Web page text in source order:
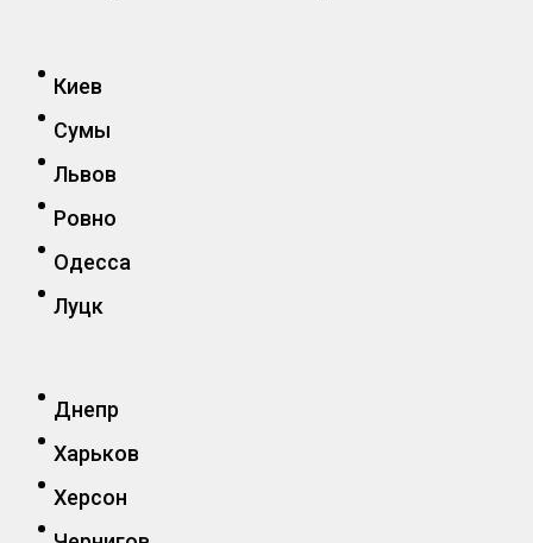
Киев
Сумы
Львов
Ровно
Одесса
Луцк
Днепр
Харьков
Херсон